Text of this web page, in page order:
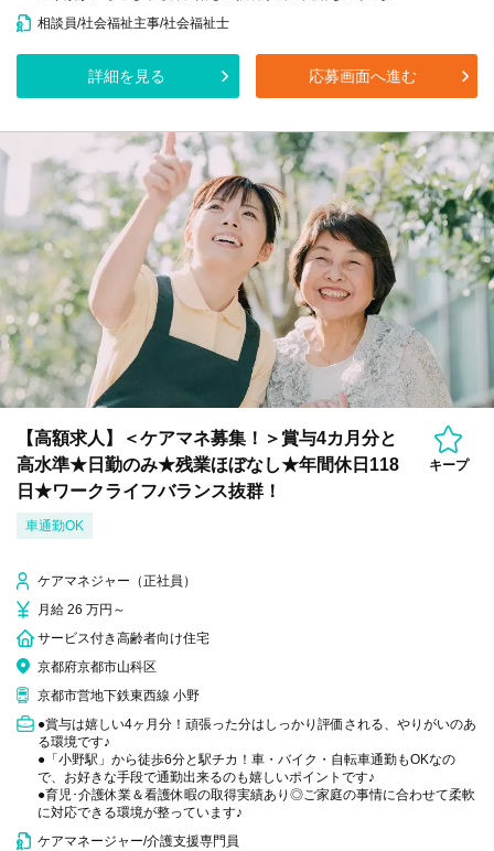
相談員/社会福祉主事/社会福祉士
詳細を見る 応募画面へ進む
【高額求人】＜ケアマネ募集！＞賞与4カ月分と
高水準★日勤のみ★残業ほぼなし★年間休日118
日★ワークライフバランス抜群！
キープ
車通勤OK
ケアマネジャー（正社員）
月給 26 万円～
サービス付き高齢者向け住宅
京都府京都市山科区
京都市営地下鉄東西線 小野
●賞与は嬉しい4ヶ月分！頑張った分はしっかり評価される、やりがいのあ
る環境です♪
●「小野駅」から徒歩6分と駅チカ！車・バイク・自転車通勤もOKなの
で、お好きな手段で通勤出来るのも嬉しいポイントです♪
●育児･介護休業＆看護休暇の取得実績あり◎ご家庭の事情に合わせて柔軟
に対応できる環境が整っています♪
ケアマネージャー/介護支援専門員